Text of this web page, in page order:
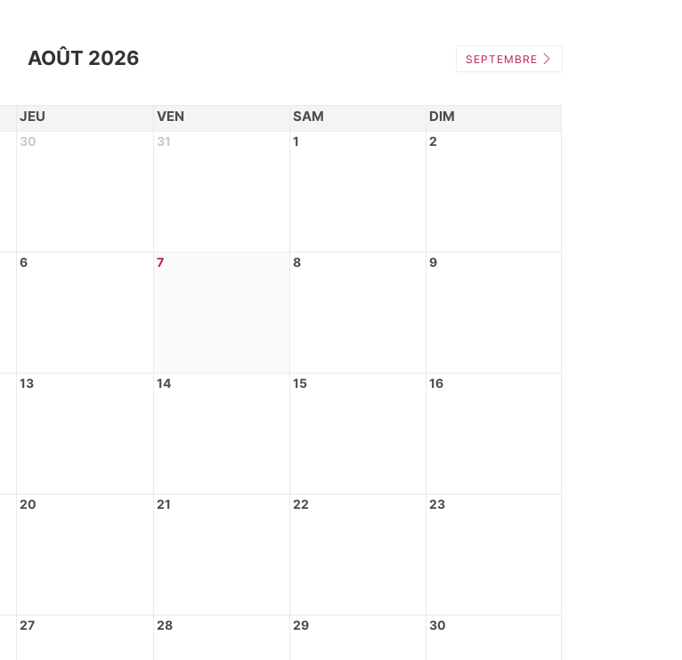
AOÛT 2026 SEPTEMBRE
JEU VEN SAM DIM
30 31 1 2
6 7 8 9
13 14 15 16
20 21 22 23
27 28 29 30